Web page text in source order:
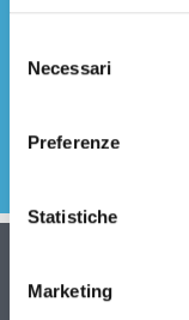
delNecessari
Preferenze
Statistiche
Marketing
IL TUO ACCOUNT